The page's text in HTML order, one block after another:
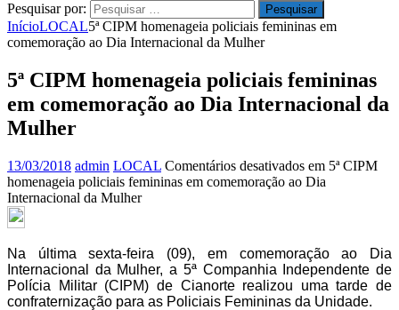
Pesquisar por:
InícioLOCAL5ª CIPM homenageia policiais femininas em
comemoração ao Dia Internacional da Mulher
5ª CIPM homenageia policiais femininas
em comemoração ao Dia Internacional da
Mulher
13/03/2018 admin LOCAL Comentários desativados em 5ª CIPM
homenageia policiais femininas em comemoração ao Dia
Internacional da Mulher
Na última sexta-feira (09), em comemoração ao Dia
Internacional da Mulher, a 5ª Companhia Independente de
Polícia Militar (CIPM) de Cianorte realizou uma tarde de
confraternização para as Policiais Femininas da Unidade.